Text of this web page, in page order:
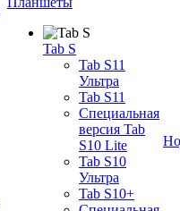
Tab S
Tab S11
Ультра
Tab S11
Специальная
версия Tab
S10 Lite
Tab S10
Ультра
Tab S10+